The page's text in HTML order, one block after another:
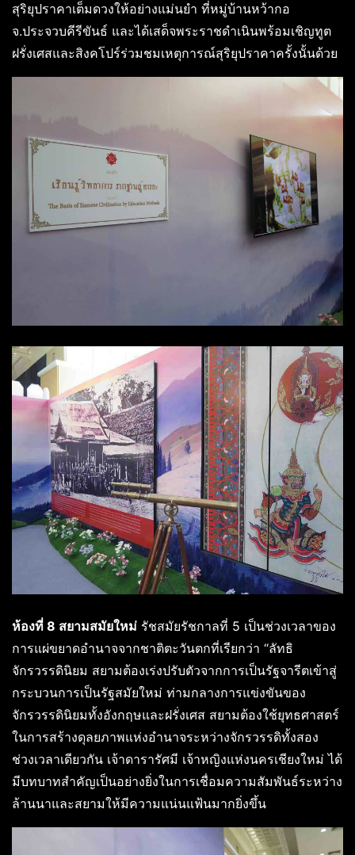
สุริยุปราคาเต็มดวงให้อย่างแม่นยำ ที่หมู่บ้านหว้ากอ
จ.ประจวบคีรีขันธ์ และได้เสด็จพระราชดำเนินพร้อมเชิญทูต
ฝรั่งเศสและสิงคโปร์ร่วมชมเหตุการณ์สุริยุปราคาครั้งนั้นด้วย
ห้องที่ 8 สยามสมัยใหม่ รัชสมัยรัชกาลที่ 5 เป็นช่วงเวลาของ
การแผ่ขยาดอำนาจจากชาติตะวันตกที่เรียกว่า “ลัทธิ
จักรวรรดินิยม สยามต้องเร่งปรับตัวจากการเป็นรัฐจารีตเข้าสู่
กระบวนการเป็นรัฐสมัยใหม่ ท่ามกลางการแข่งขันของ
จักรวรรดินิยมทั้งอังกฤษและฝรั่งเศส สยามต้องใช้ยุทธศาสตร์
ในการสร้างดุลยภาพแห่งอำนาจระหว่างจักรวรรดิทั้งสอง
ช่วงเวลาเดียวกัน เจ้าดารารัศมี เจ้าหญิงแห่งนครเชียงใหม่ ได้
มีบทบาทสำคัญเป็นอย่างยิ่งในการเชื่อมความสัมพันธ์ระหว่าง
ล้านนาและสยามให้มีความแน่นแฟ้นมากยิ่งขึ้น